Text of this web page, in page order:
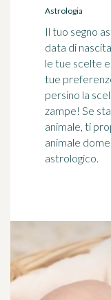
Astrologia
Il tuo segno
data di
le tue scelte
tue
persino la
zampe! Se
animale, ti
animale
astrologico.